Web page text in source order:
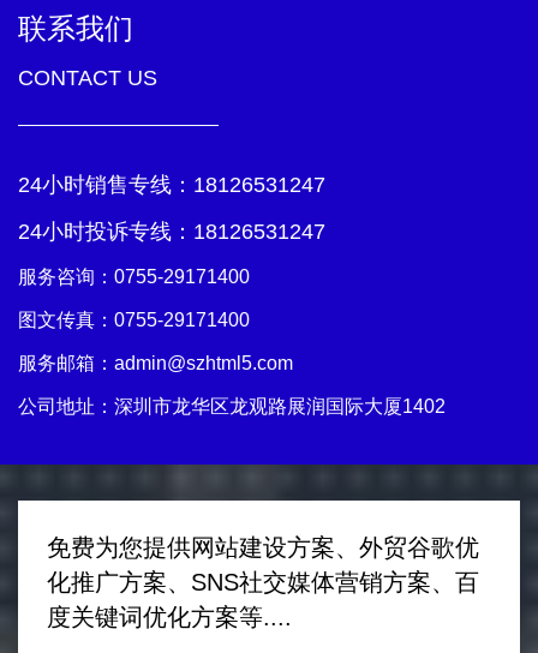
联系我们
CONTACT US
24小时销售专线： 18126531247
24小时投诉专线： 18126531247
服务咨询： 0755-29171400
图文传真：0755-29171400
服务邮箱： admin@szhtml5.com
公司地址：深圳市龙华区龙观路展润国际大厦1402
免费为您提供网站建设方案、外贸谷歌优
化推广方案、SNS社交媒体营销方案、百
度关键词优化方案等....